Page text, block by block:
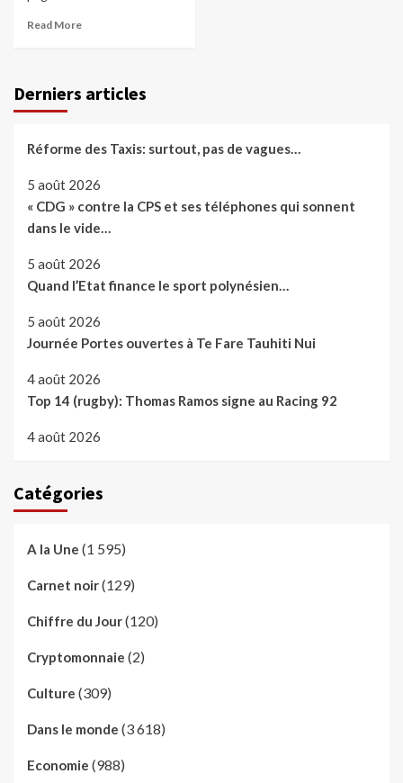
Read More
Derniers articles
Réforme des Taxis: surtout, pas de vagues…
5 août 2026
« CDG » contre la CPS et ses téléphones qui sonnent
dans le vide…
5 août 2026
Quand l’Etat finance le sport polynésien…
5 août 2026
Journée Portes ouvertes à Te Fare Tauhiti Nui
4 août 2026
Top 14 (rugby): Thomas Ramos signe au Racing 92
4 août 2026
Catégories
A la Une (1 595)
Carnet noir(129)
Chiffre du Jour(120)
Cryptomonnaie (2)
Culture (309)
Dans le monde (3 618)
Economie (988)